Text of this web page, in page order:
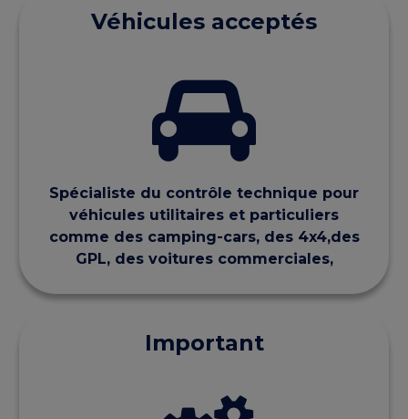
Véhicules acceptés
Spécialiste du contrôle technique pour
véhicules utilitaires et particuliers
comme des camping-cars, des 4x4,des
GPL, des voitures commerciales,
Important